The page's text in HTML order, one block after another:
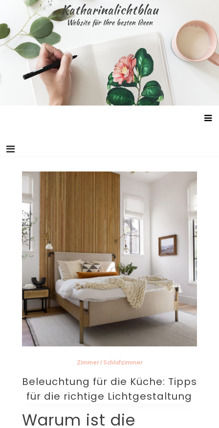
content
Katharinalichtblau
Website für Ihre besten Ideen
Zimmer/ Schlafzimmer
Beleuchtung für die Küche: Tipps
für die richtige Lichtgestaltung
Warum ist die